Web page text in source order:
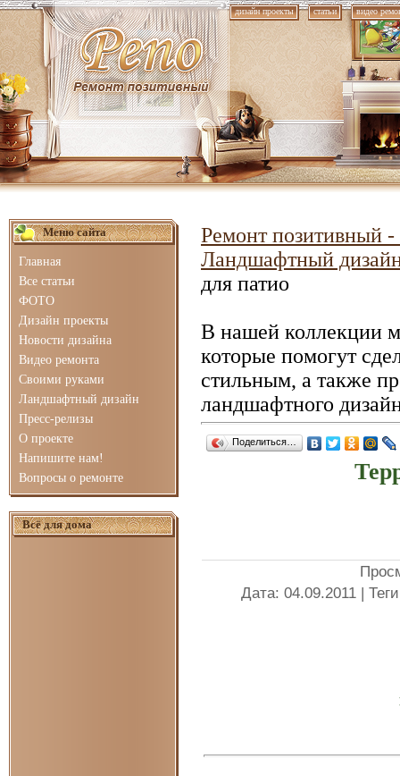
дизайн проекты статьи видео
Меню сайта
Главная
Все статьи
ФОТО
Дизайн проекты
Новости дизайна
Видео ремонта
Своими руками
Ландшафтный дизайн
Пресс-релизы
О проекте
Напишите нам!
Вопросы о ремонте
Всё для дома
Ремонт позитивный -
Ландшафтный
для патио
В нашей коллекции
которые помогут
стильным, а также
ландшафтного
Поделиться…
Дата: 04.09.2011 | Теги